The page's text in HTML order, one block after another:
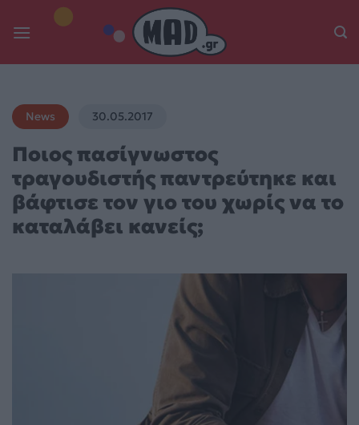
News 30.05.2017
Ποιος πασίγνωστος
τραγουδιστής παντρεύτηκε και
βάφτισε τον γιο του χωρίς να το
καταλάβει κανείς;